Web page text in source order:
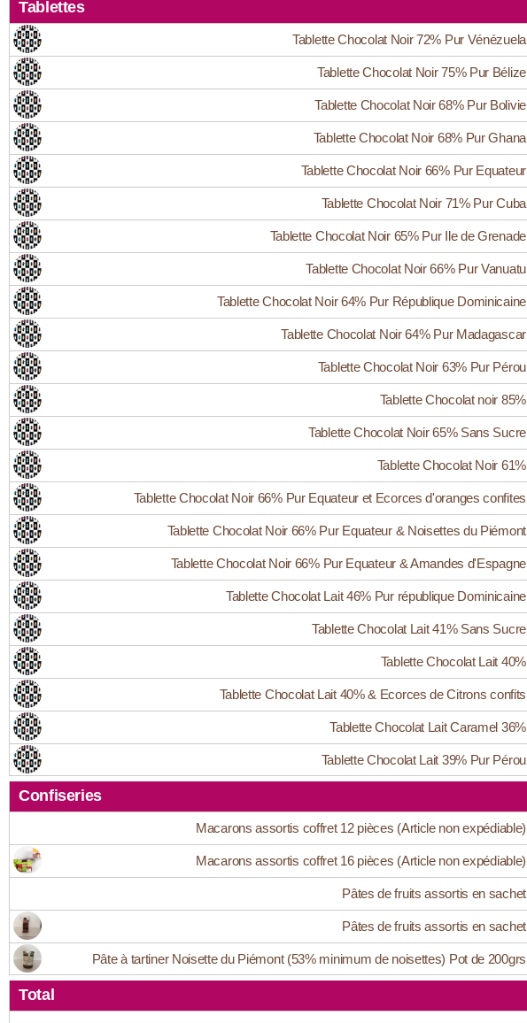
Tablettes
Tablette Chocolat Noir 72% Pur Vénézuela
Tablette Chocolat Noir 75% Pur Bélize
Tablette Chocolat Noir 68% Pur Bolivie
Tablette Chocolat Noir 68% Pur Ghana
Tablette Chocolat Noir 66% Pur Equateur
Tablette Chocolat Noir 71% Pur Cuba
Tablette Chocolat Noir 65% Pur Ile de Grenade
Tablette Chocolat Noir 66% Pur Vanuatu
Tablette Chocolat Noir 64% Pur République Dominicaine
Tablette Chocolat Noir 64% Pur Madagascar
Tablette Chocolat Noir 63% Pur Pérou
Tablette Chocolat noir 85%
Tablette Chocolat Noir 65% Sans Sucre
Tablette Chocolat Noir 61%
Tablette Chocolat Noir 66% Pur Equateur et Ecorces d'oranges confites
Tablette Chocolat Noir 66% Pur Equateur & Noisettes du Piémont
Tablette Chocolat Noir 66% Pur Equateur & Amandes d'Espagne
Tablette Chocolat Lait 46% Pur république Dominicaine
Tablette Chocolat Lait 41% Sans Sucre
Tablette Chocolat Lait 40%
Tablette Chocolat Lait 40% & Ecorces de Citrons confits
Tablette Chocolat Lait Caramel 36%
Tablette Chocolat Lait 39% Pur Pérou
Confiseries
Macarons assortis coffret 12 pièces (Article non expédiable)
Macarons assortis coffret 16 pièces (Article non expédiable)
Pâtes de fruits assortis en sachet
Pâtes de fruits assortis en sachet
Pâte à tartiner Noisette du Piémont (53% minimum de noisettes) Pot de 200grs
Total